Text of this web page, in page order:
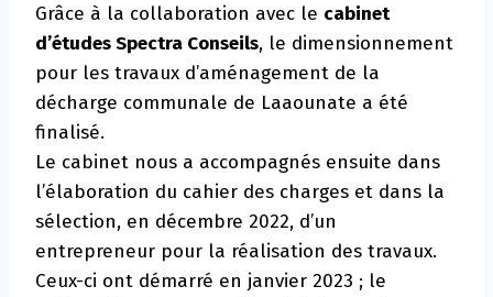
Grâce à la collaboration avec le cabinet
d’études Spectra Conseils, le dimensionnement
pour les travaux d’aménagement de la
décharge communale de Laaounate a été
finalisé.
Le cabinet nous a accompagnés ensuite dans
l’élaboration du cahier des charges et dans la
sélection, en décembre 2022, d’un
entrepreneur pour la réalisation des travaux.
Ceux-ci ont démarré en janvier 2023 ; le